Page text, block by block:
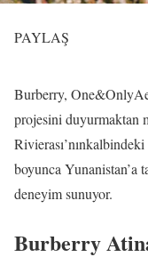
PAYLAŞ
Burberry,
projesini duyurmaktan
boyunca Yunanistan’a
deneyim sunuyor.
Burberry